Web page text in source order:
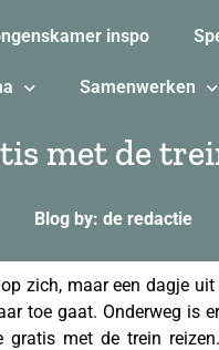
inspo
Samenwerken
met de
Blog by: de redactie
zich, maar een dagje
toe gaat. Onderweg is
gratis met de trein